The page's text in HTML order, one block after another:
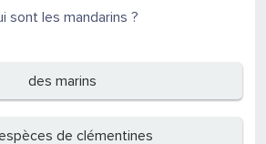
sont les mandarins ?
des marins
de clémentines